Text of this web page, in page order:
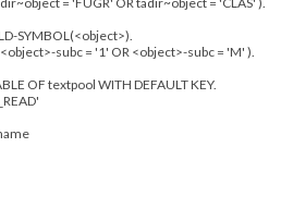
-SYMBOL(<object>).
<object>-subc = '1' OR <object>-subc = 'M' ).
OF textpool WITH DEFAULTKEY.